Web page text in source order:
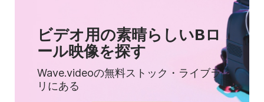
ビデオ用の素晴らしいBロ
ール映像を探す
Wave.videoの無料ストック・ライブラ
リにある